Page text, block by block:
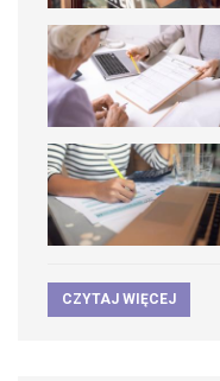
CZYTAJ WIĘCEJ